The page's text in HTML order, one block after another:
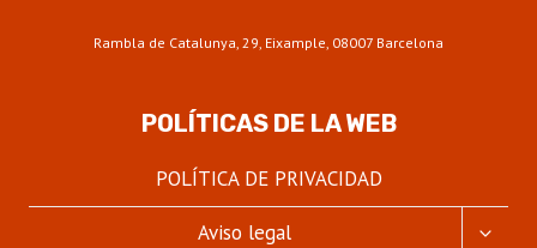
Rambla de Catalunya, 29, Eixample, 08007 Barcelona
POLÍTICAS DE LA WEB
POLÍTICA DE PRIVACIDAD
Aviso legal